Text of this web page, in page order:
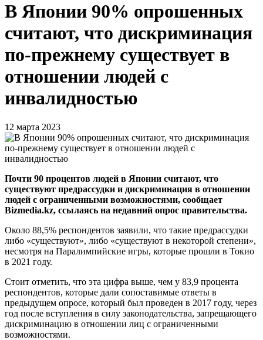
В Японии 90% опрошенных
считают, что дискриминация
по-прежнему существует в
отношении людей с
инвалидностью
12 марта 2023
Почти 90 процентов людей в Японии считают, что
существуют предрассудки и дискриминация в отношении
людей с ограниченными возможностями, сообщает
Bizmedia.kz, ссылаясь на недавний опрос правительства.
Около 88,5% респондентов заявили, что такие предрассудки
либо «существуют», либо «существуют в некоторой степени»,
несмотря на Паралимпийские игры, которые прошли в Токио
в 2021 году.
Стоит отметить, что эта цифра выше, чем у 83,9 процента
респондентов, которые дали сопоставимые ответы в
предыдущем опросе, который был проведен в 2017 году, через
год после вступления в силу законодательства, запрещающего
дискриминацию в отношении лиц с ограниченными
возможностями.